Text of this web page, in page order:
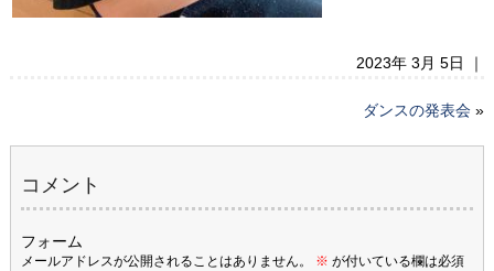
2023年 3月 5日 ｜
ダンスの発表会 »
コメント
フォーム
メールアドレスが公開されることはありません。 ※ が付いている欄は必須